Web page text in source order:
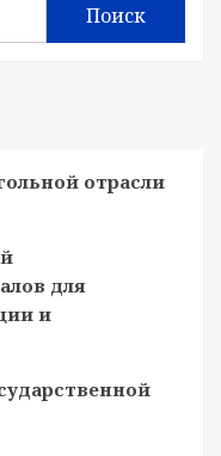
Поиск
отрасли
для
и